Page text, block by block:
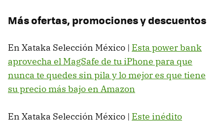
Más ofertas, promociones y descuentos
En Xataka Selección México | Esta power bank
aprovecha el MagSafe de tu iPhone para que
nunca te quedes sin pila y lo mejor es que tiene
su precio más bajo en Amazon
En Xataka Selección México | Este inédito